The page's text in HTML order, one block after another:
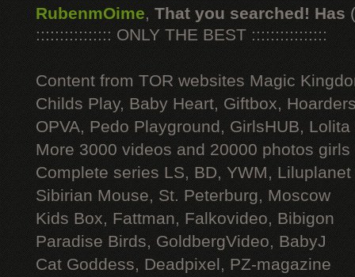
RubenmOime, That you searched! Has
:::::::::::::::: ONLY THE BEST ::::::::::::::::
Content from TOR websites Magic
Childs Play, Baby Heart, Giftbox,
OPVA, Pedo Playground, GirlsHUB, Lolita
More 3000 videos and 20000 photos
Complete series LS, BD, YWM, Liluplanet
Sibirian Mouse, St. Peterburg, Moscow
Kids Box, Fattman, Falkovideo, Bibigon
Paradise Birds, GoldbergVideo, BabyJ
Cat Goddess, Deadpixel, PZ-magazine